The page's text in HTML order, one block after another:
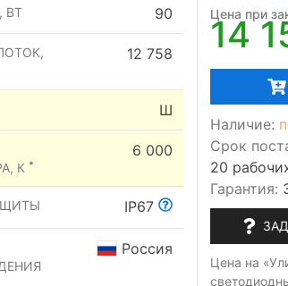
ВТ 90
12 758
Ш
К *
6 000
IP67
Россия
Цена при
14
Наличие:
Срок
20
Гарантия:
Цена на